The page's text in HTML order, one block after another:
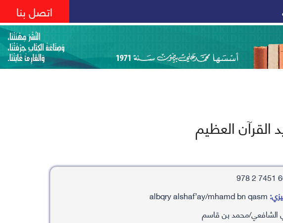
اتصل بنا
القرآن العظيم
الشافعي/محمد بن قاسم